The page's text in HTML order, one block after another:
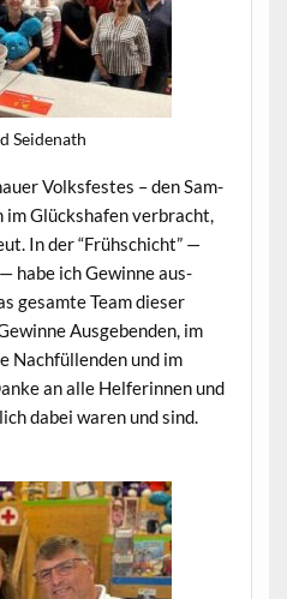
Seidenath
Volks­festes – den Sam­
Glück­shafen ver­bracht,
In der “Früh­schicht” —
habe ich Gewinne aus­
gesamte Team dieser
Aus­geben­den, im
Nach­fül­len­den und im
an alle Helferin­nen und
dabei waren und sind.